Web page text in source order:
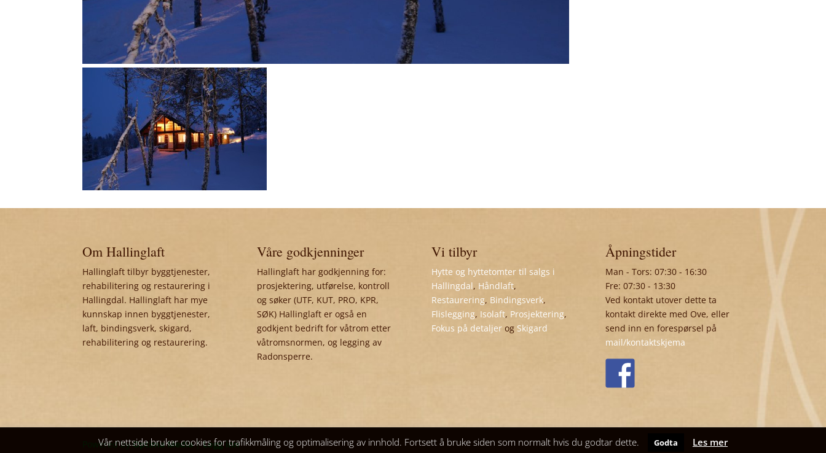
Om Hallinglaft
Hallinglaft tilbyr byggtjenester,
rehabilitering og restaurering i
Hallingdal. Hallinglaft har mye
kunnskap innen byggtjenester,
laft, bindingsverk, skigard,
rehabilitering og restaurering.
Våre godkjenninger
Hallinglaft har godkjenning for:
prosjektering, utførelse, kontroll
og søker (UTF, KUT, PRO, KPR,
SØK) Hallinglaft er også en
godkjent bedrift for våtrom etter
våtromsnormen, og legging av
Radonsperre.
Vi tilbyr
Hytte og hyttetomter til salgs i
Hallingdal, Håndlaft,
Restaurering, Bindingsverk,
Flislegging, Isolaft, Prosjektering,
Fokus på detaljerog Skigard
Åpningstider
Man - Tors: 07:30 - 16:30
Fre: 07:30 - 13:30
Ved kontakt utover dette ta
kontakt direkte med Ove, eller
send inn en forespørsel på
mail/kontaktskjema
Powered byOptima Media|Logg inn
Vår nettside bruker cookies for trafikkmåling og optimalisering av innhold. Fortsett å bruke siden som normalt hvis du godtar dette. Godta Les mer